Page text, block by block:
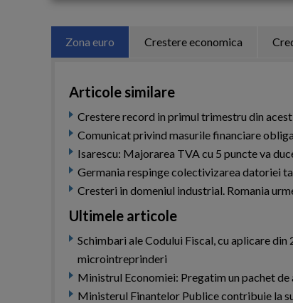
Zona euro Crestere economica
Articole similare
Crestere record in primul trimestru din
Comunicat privind masurile financiare
Isarescu: Majorarea TVA cu 5 puncte va
Germania respinge colectivizarea datoriei
Cresteri in domeniul industrial. Romania
Ultimele articole
Schimbari ale Codului Fiscal, cu aplicare
microintreprinderi
Ministrul Economiei: Pregatim un pachet
Ministerul Finantelor Publice contribuie la